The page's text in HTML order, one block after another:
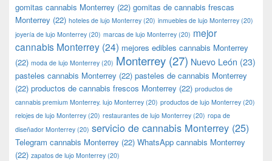
gomitas cannabis Monterrey (22) gomitas de cannabis frescas
Monterrey (22) hoteles de lujo Monterrey (20) inmuebles de lujo Monterrey (20)
joyería de lujo Monterrey (20) marcas de lujo Monterrey (20) mejor
cannabis Monterrey (24) mejores edibles cannabis Monterrey
(22) moda de lujo Monterrey (20) Monterrey (27) Nuevo León (23)
pasteles cannabis Monterrey (22) pasteles de cannabis Monterrey
(22) productos de cannabis frescos Monterrey (22) productos de
cannabis premium Monterrey. lujo Monterrey (20) productos de lujo Monterrey (20)
relojes de lujo Monterrey (20) restaurantes de lujo Monterrey (20) ropa de
diseñador Monterrey (20) servicio de cannabis Monterrey (25)
Telegram cannabis Monterrey (22) WhatsApp cannabis Monterrey
(22) zapatos de lujo Monterrey (20)